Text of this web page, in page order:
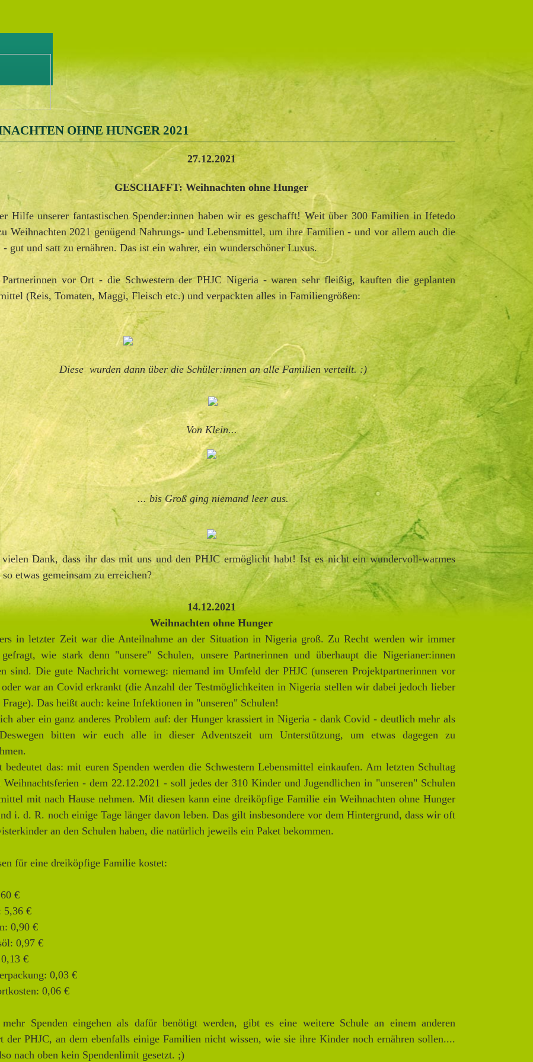
OHNE HUNGER 2021
27.12.2021
GESCHAFFT: Weihnachten ohne Hunger
Hilfe unserer fantastischen Spender:innen haben wir es geschafft! Weit über 300 Familien in Ifetedo
Weihnachten 2021 genügend Nahrungs- und Lebensmittel, um ihre Familien - und vor allem auch die
gut und satt zu ernähren. Das ist ein wahrer, ein wunderschöner Luxus.
Partnerinnen vor Ort - die Schwestern der PHJC Nigeria - waren sehr fleißig, kauften die geplanten
(Reis, Tomaten, Maggi, Fleisch etc.) und verpackten alles in Familiengrößen:
Diese wurden dann über die Schüler:innen an alle Familien verteilt. :)
Von Klein...
... bis Groß ging niemand leer aus.
Dank, dass ihr das mit uns und den PHJC ermöglicht habt! Ist es nicht ein wundervoll-warmes
etwas gemeinsam zu erreichen?
14.12.2021
Weihnachten ohne Hunger
in letzter Zeit war die Anteilnahme an der Situation in Nigeria groß. Zu Recht werden wir immer
wie stark denn "unsere" Schulen, unsere Partnerinnen und überhaupt die Nigerianer:innen
sind. Die gute Nachricht vorneweg: niemand im Umfeld der PHJC (unseren Projektpartnerinnen vor
war an Covid erkrankt (die Anzahl der Testmöglichkeiten in Nigeria stellen wir dabei jedoch lieber
Das heißt auch: keine Infektionen in "unseren" Schulen!
aber ein ganz anderes Problem auf: der Hunger krassiert in Nigeria - dank Covid - deutlich mehr als
bitten wir euch alle in dieser Adventszeit um Unterstützung, um etwas dagegen zu
bedeutet das: mit euren Spenden werden die Schwestern Lebensmittel einkaufen. Am letzten Schultag
Weihnachtsferien - dem 22.12.2021 - soll jedes der 310 Kinder und Jugendlichen in "unseren" Schulen
mit nach Hause nehmen. Mit diesen kann eine dreiköpfige Familie ein Weihnachten ohne Hunger
i. d. R. noch einige Tage länger davon leben. Das gilt insbesondere vor dem Hintergrund, dass wir oft
an den Schulen haben, die natürlich jeweils ein Paket bekommen.
für eine dreiköpfige Familie kostet:
€
5,36 €
0,90 €
0,97 €
€
0,03 €
0,06 €
mehr Spenden eingehen als dafür benötigt werden, gibt es eine weitere Schule an einem anderen
der PHJC, an dem ebenfalls einige Familien nicht wissen, wie sie ihre Kinder noch ernähren sollen....
nach oben kein Spendenlimit gesetzt. ;)